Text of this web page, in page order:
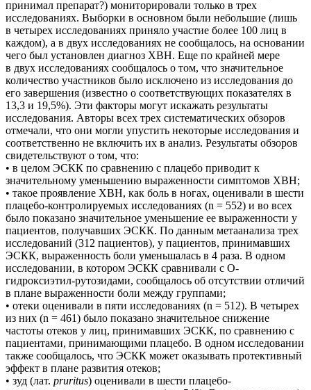
принимал препарат?) мониторировали только в трех
исследованиях. Выборки в основном были небольшие (лишь
в четырех исследованиях приняло участие более 100 лиц в
каждом), а в двух исследованиях не сообщалось, на основании
чего был установлен диагноз ХВН. Еще по крайней мере
в двух исследованиях сообщалось о том, что значительное
количество участников было исключено из исследования до
его завершения (известно о соответствующих показателях в
13,3 и 19,5%). Эти факторы могут искажать результаты
исследования. Авторы всех трех систематических обзоров
отмечали, что они могли упустить некоторые исследования и
соответственно не включить их в анализ. Результаты обзоров
свидетельствуют о том, что:
• в целом ЭСКК по сравнению с плацебо приводит к
значительному уменьшению выраженности симптомов ХВН;
• такое проявление ХВН, как боль в ногах, оценивали в шести
плацебо-контролируемых исследованиях (n = 552) и во всех
было показано значительное уменьшение ее выраженности у
пациентов, получавших ЭСКК. По данным метаанализа трех
исследований (312 пациентов), у пациентов, принимавших
ЭСКК, выраженность боли уменьшалась в 4 раза. В одном
исследовании, в котором ЭСКК сравнивали с О-
гидроксиэтил-рутозидами, сообщалось об отсутствии отличий
в плане выраженности боли между группами;
• отеки оценивали в пяти исследованиях (n = 512). В четырех
из них (n = 461) было показано значительное снижение
частоты отеков у лиц, принимавших ЭСКК, по сравнению с
пациентами, принимающими плацебо. В одном исследовании
также сообщалось, что ЭСКК может оказывать протективный
эффект в плане развития отеков;
• зуд (лат. pruritus) оценивали в шести плацебо-